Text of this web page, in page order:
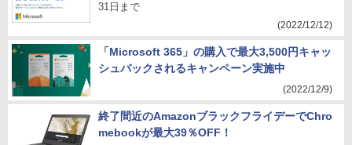
31日まで
(2022/12/12)
「Microsoft 365」の購入で最大3,500円キャッ
シュバックされるキャンペーン実施中
(2022/12/9)
終了間近のAmazonブラックフライデーでChro
mebookが最大39％OFF！